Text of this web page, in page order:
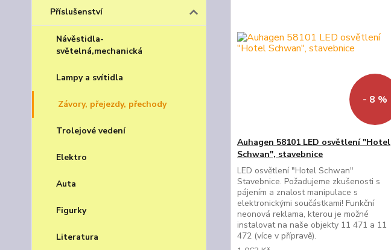
Příslušenství
Návěstidla-
světelná,mechanická
Lampy a svítidla
Závory, přejezdy, přechody
Trolejové vedení
Elektro
Auta
Figurky
Literatura
- 8 %
Auhagen 58101 LED osvětlení "Hotel
Schwan", stavebnice
LED osvětlení "Hotel Schwan"
Stavebnice. Požadujeme zkušenosti s
pájením a znalost manipulace s
elektronickými součástkami! Funkční
neonová reklama, kterou je možné
instalovat na naše objekty 11 471 a 11
472 (více v přípravě).